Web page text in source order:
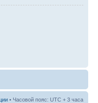
• Часовой пояс: UTC + 3 часа